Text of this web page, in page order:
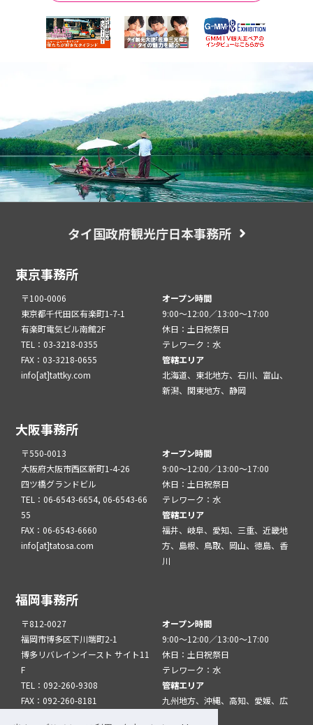
タイ国政府観光庁日本事務所
東京事務所
〒100-0006
東京都千代田区有楽町1-7-1
有楽町電気ビル南館2F
TEL：03-3218-0355
FAX：03-3218-0655
info[at]tattky.com
オープン時間
9:00～12:00／13:00～17:00
休日：土日祝祭日
テレワーク：水
管轄エリア
北海道、東北地方、石川、富山、
新潟、関東地方、静岡
大阪事務所
〒550-0013
大阪府大阪市西区新町1-4-26
四ツ橋グランドビル
TEL：06-6543-6654, 06-6543-66
55
FAX：06-6543-6660
info[at]tatosa.com
オープン時間
9:00～12:00／13:00～17:00
休日：土日祝祭日
テレワーク：水
管轄エリア
福井、岐阜、愛知、三重、近畿地
方、島根、鳥取、岡山、徳島、香
川
福岡事務所
〒812-0027
福岡市博多区下川端町2-1
博多リバレインイースト サイト11
F
TEL：092-260-9308
FAX：092-260-8181
オープン時間
9:00～12:00／13:00～17:00
休日：土日祝祭日
テレワーク：水
管轄エリア
九州地方、沖縄、高知、愛媛、広